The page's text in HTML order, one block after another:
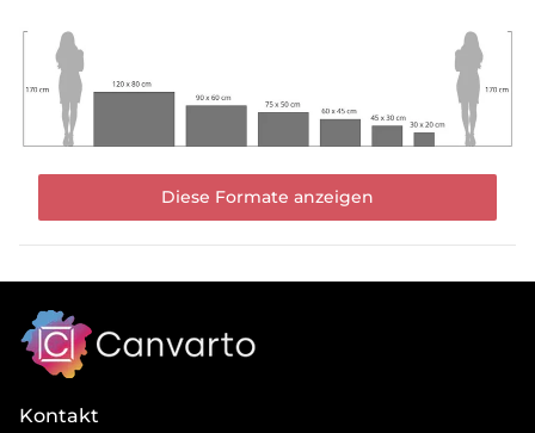
Diese Formate anzeigen
Kontakt